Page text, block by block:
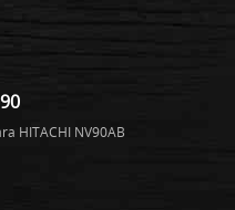
HITACHI NV90AB